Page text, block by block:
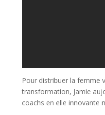
Pour distribuer la femme
transformation, Jamie
coachs en elle innovante